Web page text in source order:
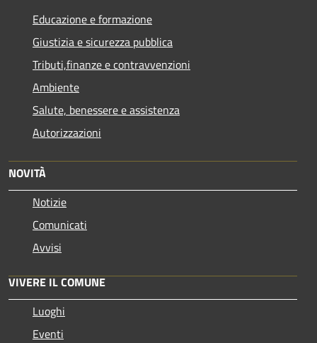
Educazione e formazione
Giustizia e sicurezza pubblica
Tributi,finanze e contravvenzioni
Ambiente
Salute, benessere e assistenza
Autorizzazioni
NOVITÀ
Notizie
Comunicati
Avvisi
VIVERE IL COMUNE
Luoghi
Eventi